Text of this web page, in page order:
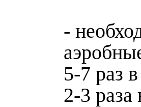
-
5-7 раз
2-3